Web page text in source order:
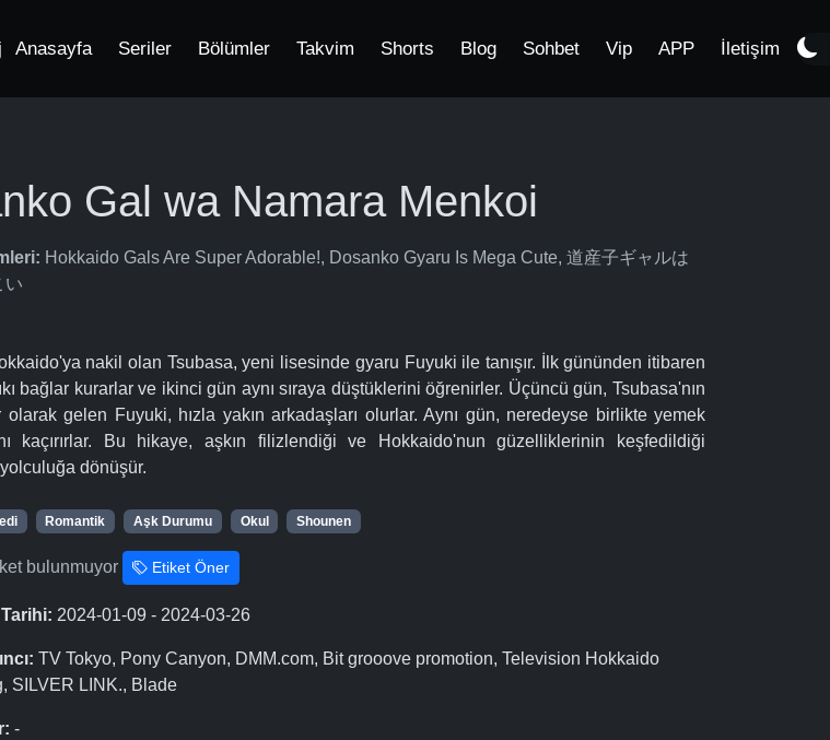
Anasayfa Seriler Bölümler Takvim Shorts Blog Sohbet Vip APP İletişim
Gal wa Namara Menkoi
Hokkaido Gals Are Super Adorable!, Dosanko Gyaru Is Mega Cute, 道産子ギャルは
い
nakil olan Tsubasa, yeni lisesinde gyaru Fuyuki ile tanışır. İlk gününden itibaren
bağlar kurarlar ve ikinci gün aynı sıraya düştüklerini öğrenirler. Üçüncü gün, Tsubasa'nın
gelen Fuyuki, hızla yakın arkadaşları olurlar. Aynı gün, neredeyse birlikte yemek
kaçırırlar. Bu hikaye, aşkın filizlendiği ve Hokkaido'nun güzelliklerinin keşfedildiği
dönüşür.
Romantik Aşk Durumu Okul Shounen
bulunmuyor Etiket Öner
2024-01-09 - 2024-03-26
TV Tokyo, Pony Canyon, DMM.com, Bit grooove promotion, Television Hokkaido
SILVER LINK., Blade
-